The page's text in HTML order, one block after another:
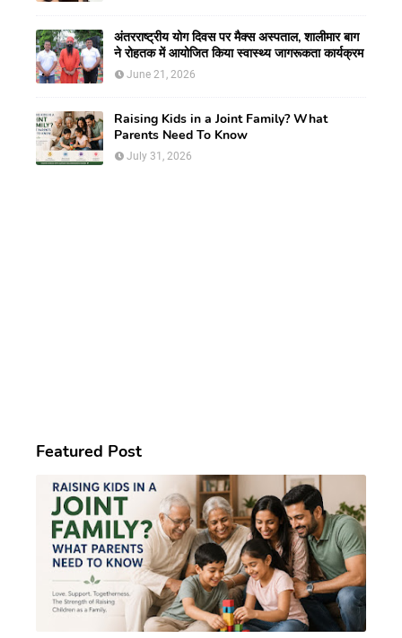
अंतरराष्ट्रीय योग दिवस पर मैक्स अस्पताल, शालीमार बाग
ने रोहतक में आयोजित किया स्वास्थ्य जागरूकता कार्यक्रम
June 21, 2026
Raising Kids in a Joint Family? What
Parents Need To Know
July 31, 2026
Featured Post